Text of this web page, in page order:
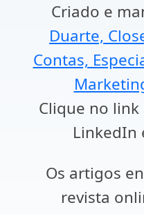
Criado e
Duarte,
Contas,
Clique no
LinkedIn
Os artigos
revista